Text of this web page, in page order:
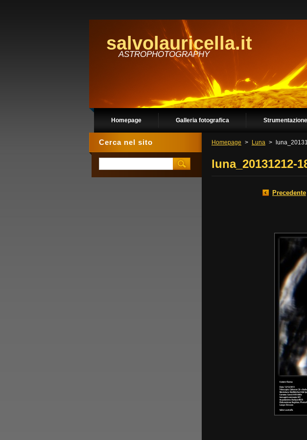
salvolauricella.it
ASTROPHOTOGRAPHY
Homepage Galleria fotografica Strumentazione
Homepage > Luna >
luna_20131212-
Precedente
Cerca nel sito